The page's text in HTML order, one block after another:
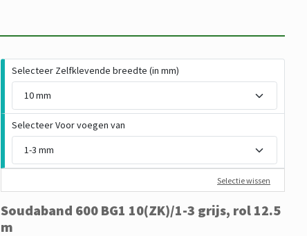
Selecteer Zelfklevende breedte (in mm)
Selecteer Voor voegen van
Selectie wissen
Soudaband 600 BG1 10(ZK)/1-3 grijs, rol 12.5
m